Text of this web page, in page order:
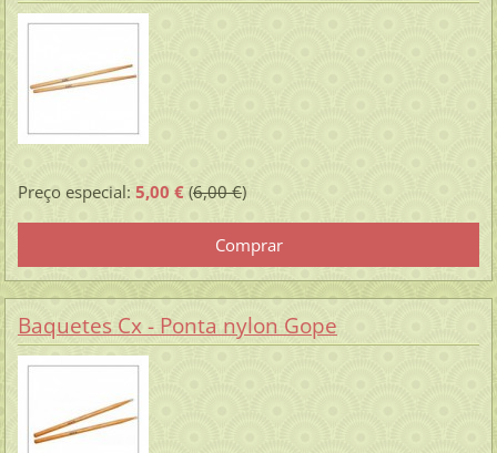
Preço especial: 5,00 €(6,00 €)
Baquetes Cx - Ponta nylon Gope